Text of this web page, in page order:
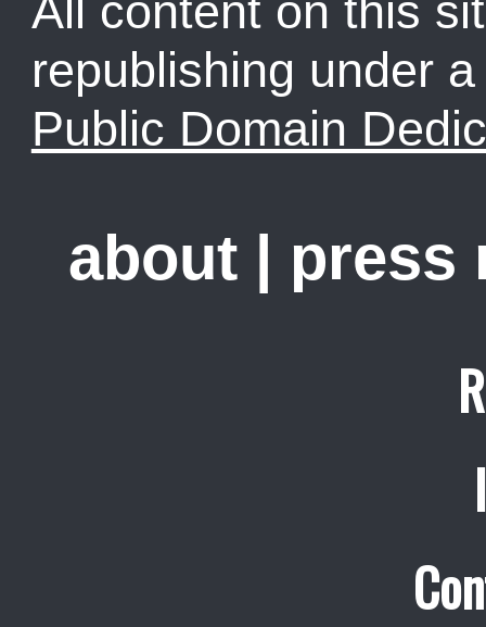
All content on this
republishing under
Public Domain
about press